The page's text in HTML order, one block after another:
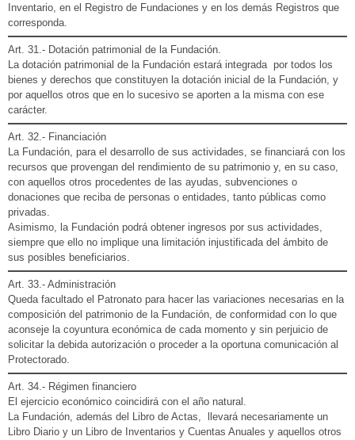
Inventario, en el Registro de Fundaciones y en los demás Registros que
corresponda.
Art. 31.- Dotación patrimonial de la Fundación.
La dotación patrimonial de la Fundación estará integrada por todos los
bienes y derechos que constituyen la dotación inicial de la Fundación, y
por aquellos otros que en lo sucesivo se aporten a la misma con ese
carácter.
Art. 32.- Financiación
La Fundación, para el desarrollo de sus actividades, se financiará con los
recursos que provengan del rendimiento de su patrimonio y, en su caso,
con aquellos otros procedentes de las ayudas, subvenciones o
donaciones que reciba de personas o entidades, tanto públicas como
privadas.
Asimismo, la Fundación podrá obtener ingresos por sus actividades,
siempre que ello no implique una limitación injustificada del ámbito de
sus posibles beneficiarios.
Art. 33.- Administración
Queda facultado el Patronato para hacer las variaciones necesarias en la
composición del patrimonio de la Fundación, de conformidad con lo que
aconseje la coyuntura económica de cada momento y sin perjuicio de
solicitar la debida autorización o proceder a la oportuna comunicación al
Protectorado.
Art. 34.- Régimen financiero
El ejercicio económico coincidirá con el año natural.
La Fundación, además del Libro de Actas, llevará necesariamente un
Libro Diario y un Libro de Inventarios y Cuentas Anuales y aquellos otros